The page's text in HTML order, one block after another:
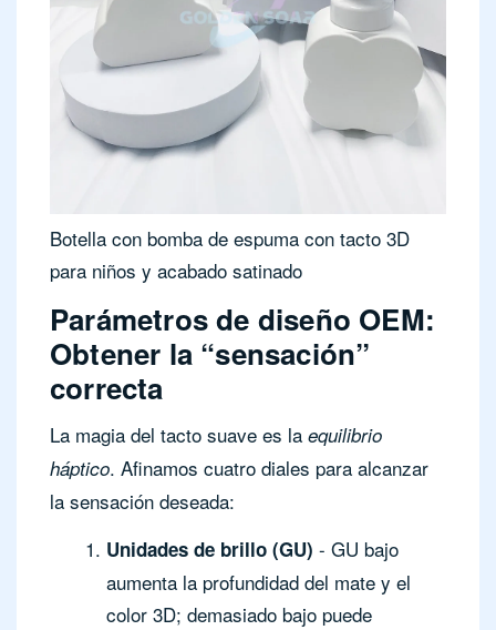
Botella con bomba de espuma con tacto 3D
para niños y acabado satinado
Parámetros de diseño OEM:
Obtener la “sensación”
correcta
La magia del tacto suave es la equilibrio
háptico. Afinamos cuatro diales para alcanzar
la sensación deseada:
Unidades de brillo (GU) - GU bajo
aumenta la profundidad del mate y el
color 3D; demasiado bajo puede